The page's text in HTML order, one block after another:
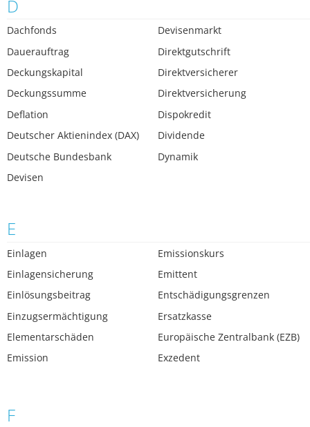
D
Dachfonds
Dauerauftrag
Deckungskapital
Deckungssumme
Deflation
Deutscher Aktienindex (DAX)
Deutsche Bundesbank
Devisen
Devisenmarkt
Direktgutschrift
Direktversicherer
Direktversicherung
Dispokredit
Dividende
Dynamik
E
Einlagen
Einlagensicherung
Einlösungsbeitrag
Einzugsermächtigung
Elementarschäden
Emission
Emissionskurs
Emittent
Entschädigungsgrenzen
Ersatzkasse
Europäische Zentralbank (EZB)
Exzedent
F